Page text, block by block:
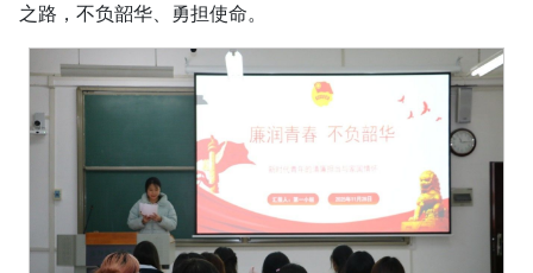
之路，不负韶华、勇担使命。